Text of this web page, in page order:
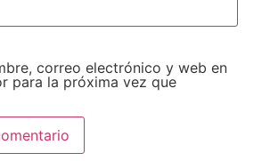
correo electrónico y web en
para la próxima vez que